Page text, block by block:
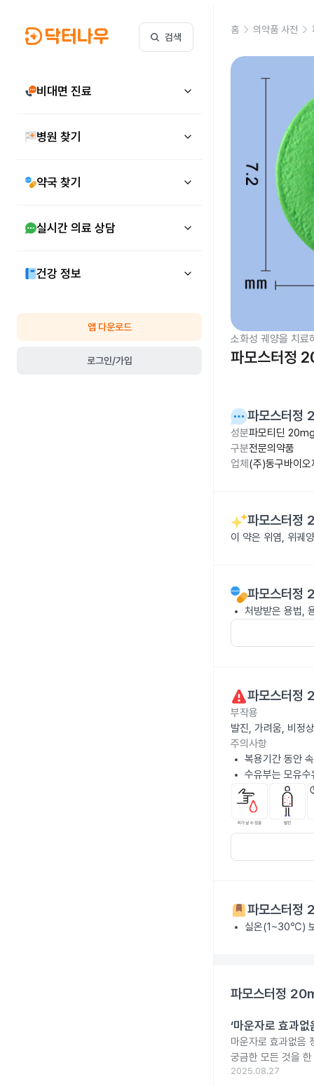
검색
비대면 진료
병원 찾기
약국 찾기
실시간 의료 상담
건강 정보
앱 다운로드
로그인/가입
홈 의약품 사전
소화성 궤양을 치료
파모스터정
파모스터정
성분파모티딘
구분전문의약품
업체 (주)동구바이오
파모스터정
이 약은 위염, 위궤
파모스터정
처방받은 용법,
파모스터정
부작용
발진, 가려움, 비정
주의사항
복용기간 동안
수유부는 모유
파모스터정
실온(1~30℃)
파모스터정
‘마운자로 효과
마운자로 효과없음
궁금한 모든 것을
2025.08.27